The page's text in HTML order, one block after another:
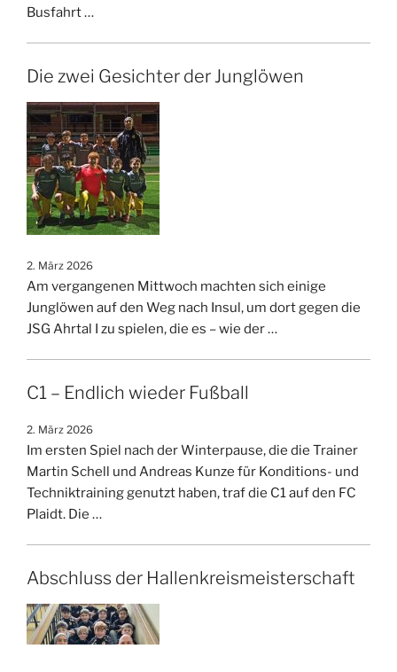
Busfahrt …
Die zwei Gesichter der Junglöwen
2. März 2026
Am vergangenen Mittwoch machten sich einige
Junglöwen auf den Weg nach Insul, um dort gegen die
JSG Ahrtal I zu spielen, die es – wie der …
C1 – Endlich wieder Fußball
2. März 2026
Im ersten Spiel nach der Winterpause, die die Trainer
Martin Schell und Andreas Kunze für Konditions- und
Techniktraining genutzt haben, traf die C1 auf den FC
Plaidt. Die …
Abschluss der Hallenkreismeisterschaft